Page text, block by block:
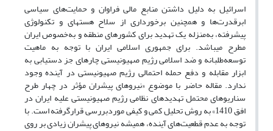
اسرائیل به دلیل داشتن منابع مالی فراوان و حمایت‌های سیاسی
ابرقدرت‌ها و همچنین برخورداری از سلاح هسته‏ای و تکنولوژی
پیشرفته، به‌منزله یک تهدید برای کشورهای منطقه و به‌خصوص ایران
مطرح می‏باشد. برای جمهوری اسلامی ایران با توجه به ماهیت
توسعه‌طلبانه و ضد اسلامی رژیم صهیونیستی چاره‏ای جز دستیابی به
ابزار مقابله و دفع حمله احتمالی رژیم صهیونیستی در آینده وجود
ندارد. مقاله حاضر با موضوع «نیروهای پیشران مؤثر در چهار طرح
سناریوهای محتمل تهدیدهای نظامی رژیم صهیونیستی علیه ایران در
افق 1410» به روش تحلیل کمی و کیفی موردبررسی قرارگرفته است. با
توجه به عدم قطعیت‌های آینده، همیشه نیروهای پیشران زیادی بر روی